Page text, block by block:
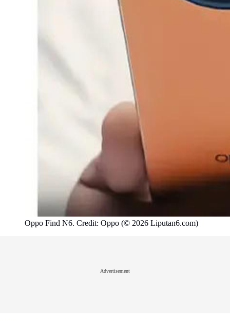
Oppo Find N6. Credit: Oppo (© 2026 Liputan6.com)
Advertisement